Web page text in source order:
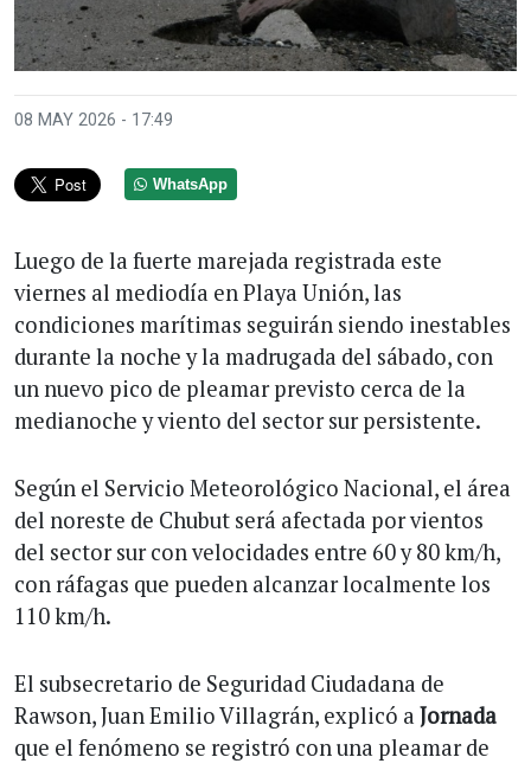
08 MAY 2026 - 17:49
WhatsApp
Luego de la fuerte marejada registrada este
viernes al mediodía en Playa Unión, las
condiciones marítimas seguirán siendo inestables
durante la noche y la madrugada del sábado, con
un nuevo pico de pleamar previsto cerca de la
medianoche y viento del sector sur persistente.
Según el Servicio Meteorológico Nacional, el área
del noreste de Chubut será afectada por vientos
del sector sur con velocidades entre 60 y 80 km/h,
con ráfagas que pueden alcanzar localmente los
110 km/h.
El subsecretario de Seguridad Ciudadana de
Rawson, Juan Emilio Villagrán, explicó a Jornada
que el fenómeno se registró con una pleamar de